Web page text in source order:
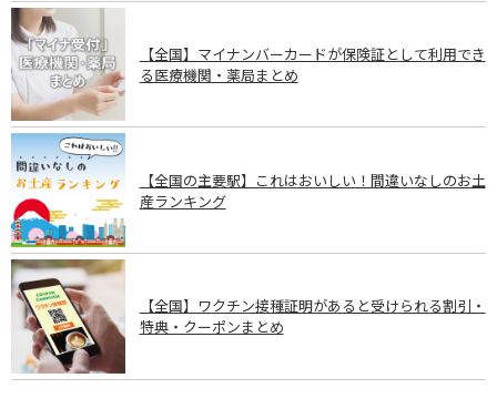
【全国】マイナンバーカードが保険証として利用でき
る医療機関・薬局まとめ
【全国の主要駅】これはおいしい！間違いなしのお土
産ランキング
【全国】ワクチン接種証明があると受けられる割引・
特典・クーポンまとめ